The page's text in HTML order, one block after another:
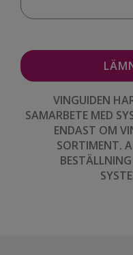
VINGUIDEN
SAMARBETE MED
ENDAST OM
SORTIMENT.